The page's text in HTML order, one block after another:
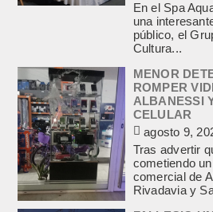
En el Spa
una
público, el
Cultura...
MENOR
ROMPER
ALBANESSI
CELULAR
agosto 9,
Tras advertir
cometiendo
comercial de
Rivadavia y